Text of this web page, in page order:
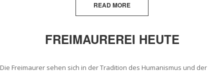
READ MORE
FREIMAUREREI HEUTE
Die Freimaurer sehen sich in der Tradition des Humanismus und der